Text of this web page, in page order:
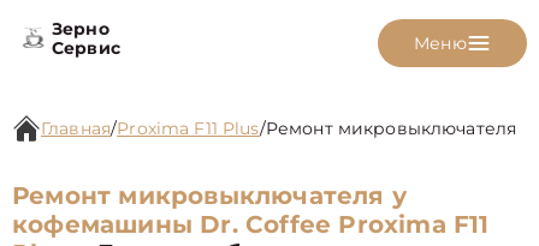
Зерно
Сервис
Меню
Главная/Proxima F11 Plus/Ремонт микровыключателя
Ремонт микровыключателя у
кофемашины Dr. Coffee Proxima F11